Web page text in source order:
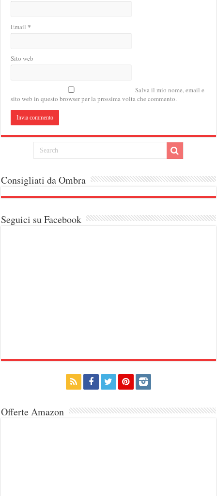
Email *
Sito web
Salva il mio nome, email e
sito web in questo browser per la prossima volta che commento.
Consigliati da Ombra
Seguici su Facebook
Offerte Amazon